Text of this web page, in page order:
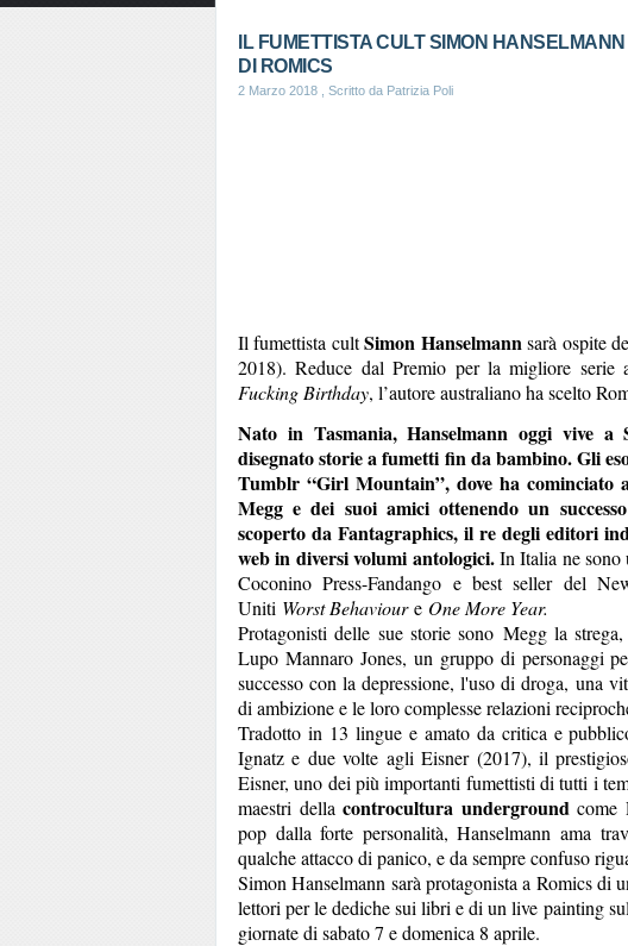
IL FUMETTISTA CULT SIMON
DI ROMICS
2 Marzo 2018 , Scritto da Patrizia Poli
Il fumettista cultSimon Hanselmannsarà ospite
2018). Reduce dal Premio per la migliore serie
Fucking Birthday, l’autore australiano ha scelto
Nato in Tasmania, Hanselmann oggi vive
disegnato storie a fumetti fin da bambino. Gli
Tumblr “Girl Mountain”, dove ha cominciato
Megg e dei suoi amici ottenendo un
scoperto da Fantagraphics, il re degli editori
web in diversi volumi antologici.In Italia ne sono
Coconino Press-Fandango e best seller del
Uniti Worst Behavioure One More Year.
Protagonisti delle sue storie sono Megg la
Lupo Mannaro Jones, un gruppo di personaggi
successo con la depressione, l'uso di droga, una
di ambizione e le loro complesse relazioni
Tradotto in 13 lingue e amato da critica e
Ignatz e due volte agli Eisner (2017), il
Eisner, uno dei più importanti fumettisti di tutti i
maestri della controcultura underground come
pop dalla forte personalità, Hanselmann ama
qualche attacco di panico, e da sempre confuso
Simon Hanselmann sarà protagonista a Romics di
lettori per le dediche sui libri e di un live painting
giornate di sabato 7 e domenica 8 aprile.